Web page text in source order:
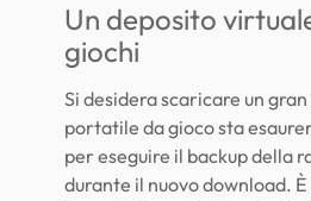
Un deposito
giochi
Si desidera scaricare un
portatile da gioco sta
per eseguire il backup della
durante il nuovo download.